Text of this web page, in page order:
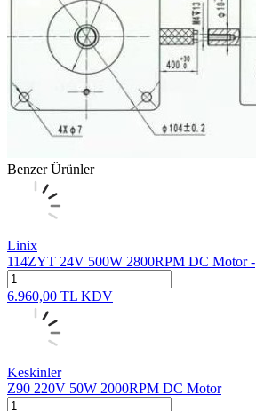
Benzer Ürünler
Linix
114ZYT 24V 500W 2800RPM DC Motor -
6.960,00 TL KDV
Keskinler
Z90 220V 50W 2000RPM DC Motor